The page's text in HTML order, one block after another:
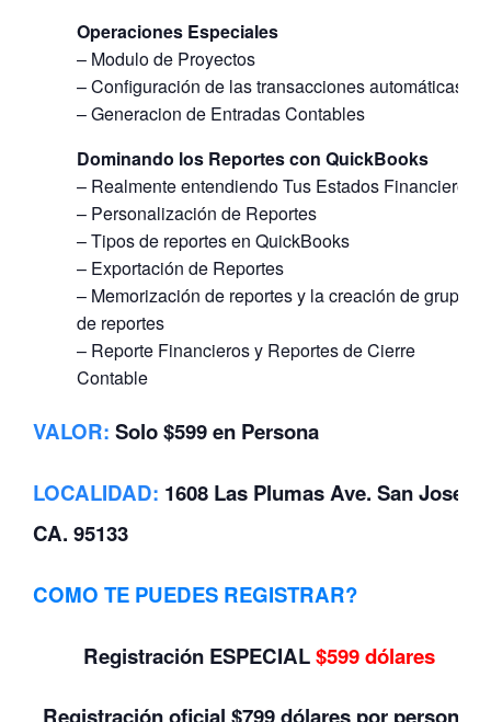
Operaciones Especiales
– Modulo de Proyectos
– Configuración de las transacciones automáticas
– Generacion de Entradas Contables
Dominando los Reportes con QuickBooks
– Realmente entendiendo Tus Estados Financieros
– Personalización de Reportes
– Tipos de reportes en QuickBooks
– Exportación de Reportes
– Memorización de reportes y la creación de grupos
de reportes
– Reporte Financieros y Reportes de Cierre
Contable
VALOR: Solo $599 en Persona
LOCALIDAD: 1608 Las Plumas Ave. San Jose,
CA. 95133
COMO TE PUEDES REGISTRAR?
Registración ESPECIAL$599 dólares